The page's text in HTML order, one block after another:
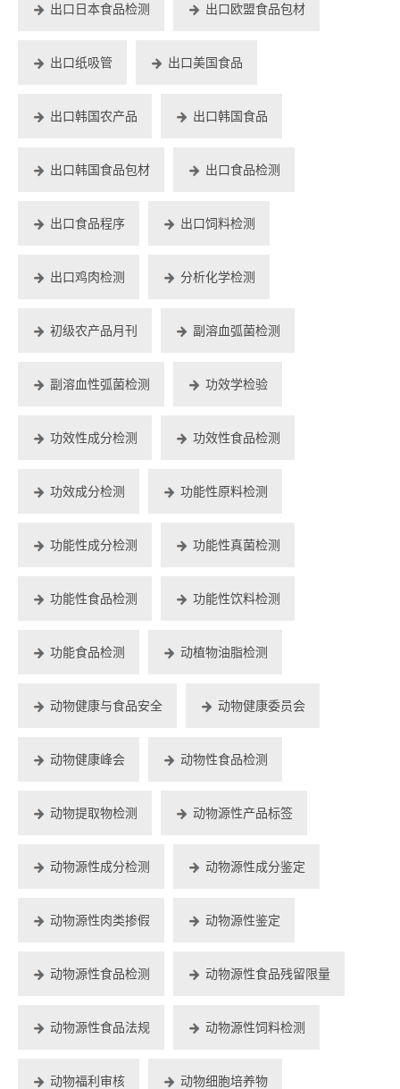
出口日本食品检测 出口欧盟食品包材
出口纸吸管 出口美国食品
出口韩国农产品 出口韩国食品
出口韩国食品包材 出口食品检测
出口食品程序 出口饲料检测
出口鸡肉检测 分析化学检测
初级农产品月刊 副溶血弧菌检测
副溶血性弧菌检测 功效学检验
功效性成分检测 功效性食品检测
功效成分检测 功能性原料检测
功能性成分检测 功能性真菌检测
功能性食品检测 功能性饮料检测
功能食品检测 动植物油脂检测
动物健康与食品安全 动物健康委员会
动物健康峰会 动物性食品检测
动物提取物检测 动物源性产品标签
动物源性成分检测 动物源性成分鉴定
动物源性肉类掺假 动物源性鉴定
动物源性食品检测 动物源性食品残留限量
动物源性食品法规 动物源性饲料检测
动物福利审核 动物细胞培养物